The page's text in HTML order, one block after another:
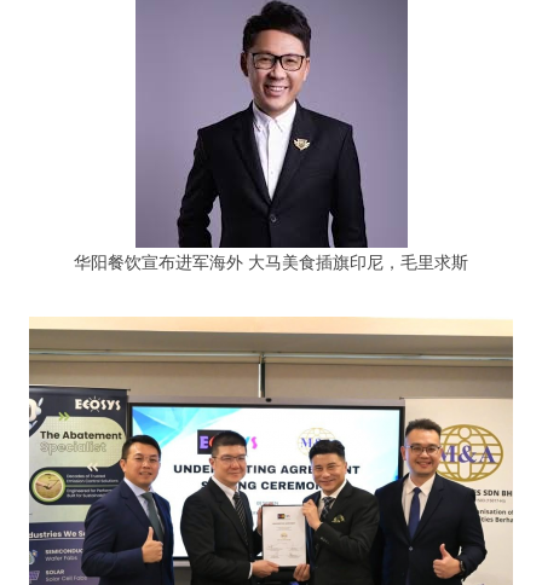
华阳餐饮宣布进军海外 大马美食插旗印尼，毛里求斯